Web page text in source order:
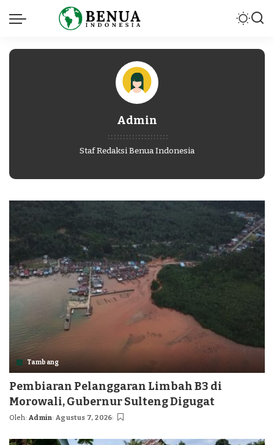
Admin
Staf Redaksi Benua Indonesia
Tambang
Pembiaran Pelanggaran Limbah B3 di
Morowali, Gubernur Sulteng Digugat
Posted
Oleh: Admin Agustus 7, 2026